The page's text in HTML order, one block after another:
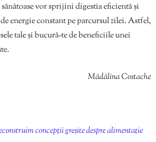
vor sprijini digestia eficientă și
energie constant pe parcursul zilei. Astfel,
tale și bucură-te de beneficiile unei
Mădălina Costache
concepții greșite despre alimentație